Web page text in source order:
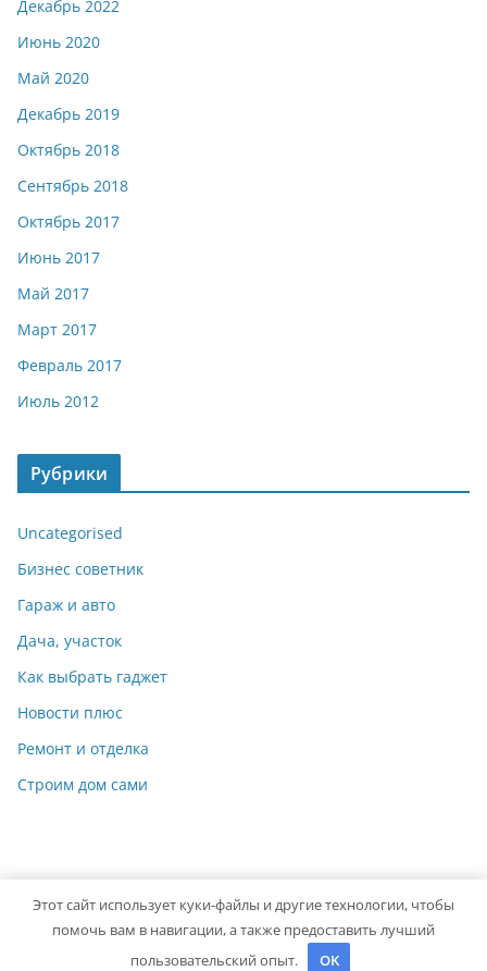
Декабрь 2022
Июнь 2020
Май 2020
Декабрь 2019
Октябрь 2018
Сентябрь 2018
Октябрь 2017
Июнь 2017
Май 2017
Март 2017
Февраль 2017
Июль 2012
Рубрики
Uncategorised
Бизнес советник
Гараж и авто
Дача, участок
Как выбрать гаджет
Новости плюс
Ремонт и отделка
Строим дом сами
Copyright © 2026 Идеальный ремонт. Powered byColorMag
Этот сайт использует куки-файлы и другие технологии, чтобы
помочь вам в навигации, а также предоставить лучший
пользовательский опыт.
OK